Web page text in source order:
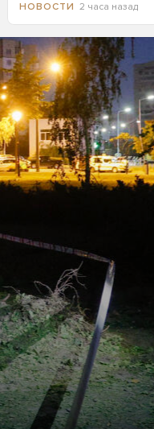
НОВОСТИ 2 часа назад